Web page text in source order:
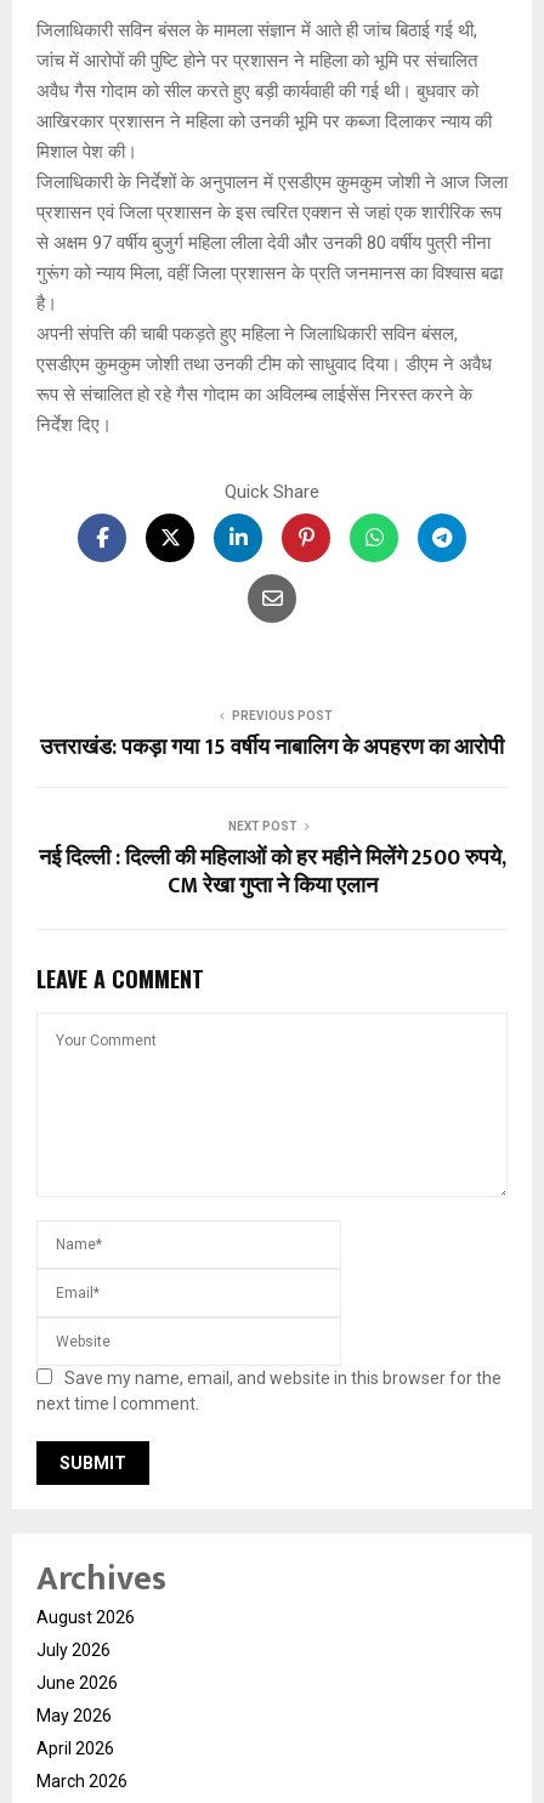
जिलाधिकारी सविन बंसल के मामला संज्ञान में आते ही जांच बिठाई गई थी,
जांच में आरोपों की पुष्टि होने पर प्रशासन ने महिला को भूमि पर संचालित
अवैध गैस गोदाम को सील करते हुए बड़ी कार्यवाही की गई थी। बुधवार को
आखिरकार प्रशासन ने महिला को उनकी भूमि पर कब्जा दिलाकर न्याय की
मिशाल पेश की।
जिलाधिकारी के निर्देशों के अनुपालन में एसडीएम कुमकुम जोशी ने आज जिला
प्रशासन एवं जिला प्रशासन के इस त्वरित एक्शन से जहां एक शारीरिक रूप
से अक्षम 97 वर्षीय बुजुर्ग महिला लीला देवी और उनकी 80 वर्षीय पुत्री नीना
गुरूंग को न्याय मिला, वहीं जिला प्रशासन के प्रति जनमानस का विश्वास बढा
है।
अपनी संपत्ति की चाबी पकड़ते हुए महिला ने जिलाधिकारी सविन बंसल,
एसडीएम कुमकुम जोशी तथा उनकी टीम को साधुवाद दिया। डीएम ने अवैध
रूप से संचालित हो रहे गैस गोदाम का अविलम्ब लाईसेंस निरस्त करने के
निर्देश दिए।
Quick Share
PREVIOUS POST
उत्तराखंड: पकड़ा गया 15 वर्षीय नाबालिग के अपहरण का आरोपी
NEXT POST
नई दिल्ली : दिल्ली की महिलाओं को हर महीने मिलेंगे 2500 रुपये,
CM रेखा गुप्ता ने किया एलान
LEAVE A COMMENT
Save my name, email, and website in this browser for the
next time I comment.
Archives
August 2026
July 2026
June 2026
May 2026
April 2026
March 2026